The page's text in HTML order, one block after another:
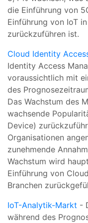
die Einführung von
Einführung von IoT
zurückzuführen ist.
Cloud Identity
Identity Access
voraussichtlich mit
des
Das Wachstum des
wachsende
Device)
Organisationen
zunehmende
Wachstum wird
Einführung von
Branchen
IoT-Analytik-Markt -
während des